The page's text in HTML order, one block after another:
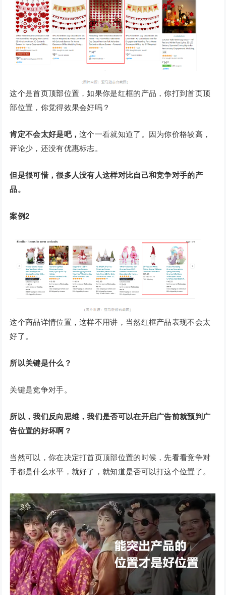
这个是首页顶部位置，如果你是红框的产品，你打到首页顶
部位置，你觉得效果会好吗？
肯定不会太好是吧，这个一看就知道了。因为你价格较高，
评论少，还没有优惠标志。
但是很可惜，很多人没有人这样对比自己和竞争对手的产
品。
案例2
这个商品详情位置，这样不用讲，当然红框产品表现不会太
好了。
所以关键是什么？
关键是竞争对手。
所以，我们反向思维，我们是否可以在开启广告前就预判广
告位置的好坏啊？
当然可以，你在决定打首页顶部位置的时候，先看看竞争对
手都是什么水平，就好了，就知道是否可以打这个位置了。